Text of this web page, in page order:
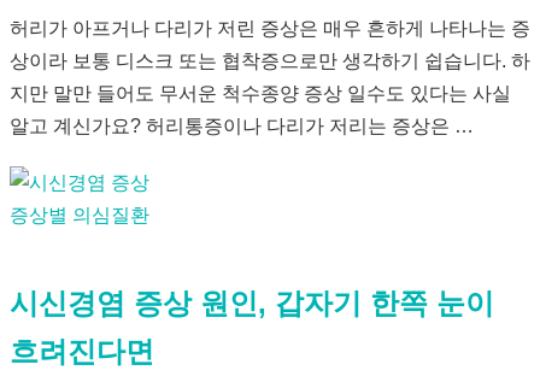
허리가 아프거나 다리가 저린 증상은 매우 흔하게 나타나는 증
상이라 보통 디스크 또는 협착증으로만 생각하기 쉽습니다. 하
지만 말만 들어도 무서운 척수종양 증상 일수도 있다는 사실
알고 계신가요? 허리통증이나 다리가 저리는 증상은 …
증상별 의심질환
시신경염 증상 원인, 갑자기 한쪽 눈이
흐려진다면